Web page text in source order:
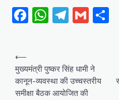
Facebook
WhatsApp
Telegram
Gmail
Post
navigation
⟵
मुख्यमंत्री पुष्कर सिंह धामी ने
कानून-व्यवस्था की उच्चस्तरीय
समीक्षा बैठक आयोजित की